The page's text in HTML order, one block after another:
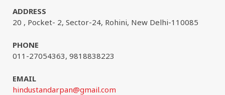
ADDRESS
20 , Pocket- 2, Sector-24, Rohini, New Delhi-110085
PHONE
011-27054363, 9818838223
EMAIL
hindustandarpan@gmail.com